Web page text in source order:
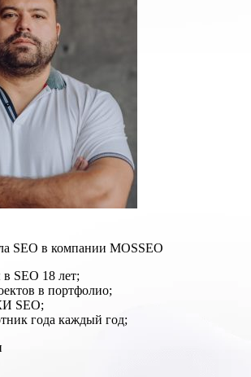
SEO в компании MOSSEO
SEO 18 лет;
в портфолио;
SEO;
года каждый год;